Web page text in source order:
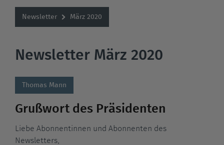
Newsletter März 2020
Newsletter März 2020
Thomas Mann
Grußwort des Präsidenten
Liebe Abonnentinnen und Abonnenten des
Newsletters,